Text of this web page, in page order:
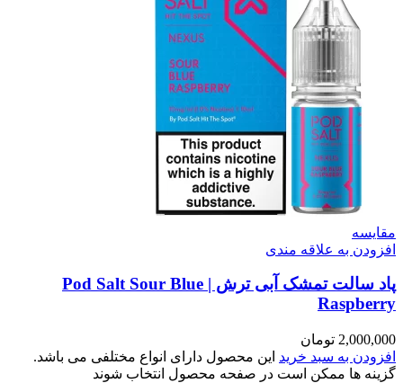
مقایسه
افزودن به علاقه مندی
پاد سالت تمشک آبی ترش | Pod Salt Sour Blue
Raspberry
2,000,000 تومان
افزودن به سبد خرید این محصول دارای انواع مختلفی می باشد.
گزینه ها ممکن است در صفحه محصول انتخاب شوند